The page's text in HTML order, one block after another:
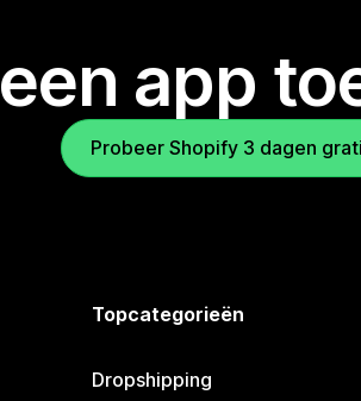
app
Probeer Shopify 3 dagen
Topcategorieën
Dropshipping